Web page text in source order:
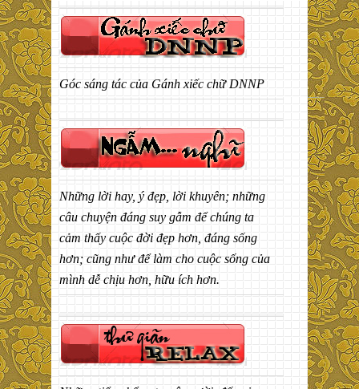
Góc sáng tác của Gánh xiếc chữ DNNP
Những lời hay, ý đẹp, lời khuyên; những
câu chuyện đáng suy gẫm để chúng ta
cảm thấy cuộc đời đẹp hơn, đáng sống
hơn; cũng như để làm cho cuộc sống của
mình dễ chịu hơn, hữu ích hơn.